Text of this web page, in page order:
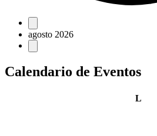
Eventos
agosto 2026
Calendario de Eventos
Llunes